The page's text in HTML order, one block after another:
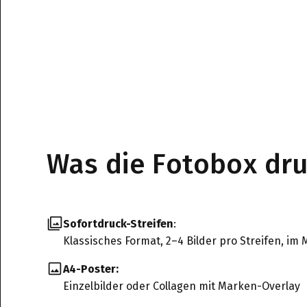
Was die Fotobox
Sofortdruck-Streifen:
Klassisches Format, 2–4 Bilder pro Streifen, im
A4-Poster:
Einzelbilder oder Collagen mit Marken-Overlay